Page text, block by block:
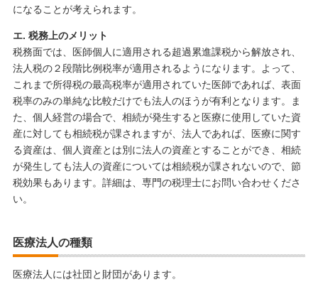
になることが考えられます。
エ. 税務上のメリット
税務面では、医師個人に適用される超過累進課税から解放され、
法人税の２段階比例税率が適用されるようになります。よって、
これまで所得税の最高税率が適用されていた医師であれば、表面
税率のみの単純な比較だけでも法人のほうが有利となります。ま
た、個人経営の場合で、相続が発生すると医療に使用していた資
産に対しても相続税が課されますが、法人であれば、医療に関す
る資産は、個人資産とは別に法人の資産とすることができ、相続
が発生しても法人の資産については相続税が課されないので、節
税効果もあります。詳細は、専門の税理士にお問い合わせくださ
い。
医療法人の種類
医療法人には社団と財団があります。